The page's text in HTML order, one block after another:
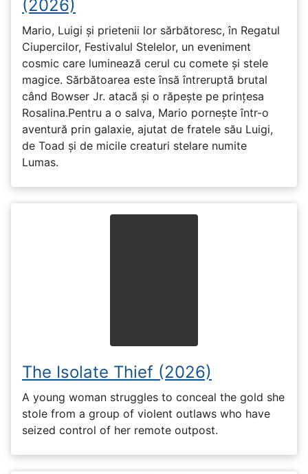
(2026)
Mario, Luigi și prietenii lor sărbătoresc, în Regatul
Ciupercilor, Festivalul Stelelor, un eveniment
cosmic care luminează cerul cu comete și stele
magice. Sărbătoarea este însă întreruptă brutal
când Bowser Jr. atacă și o răpește pe prinţesa
Rosalina.Pentru a o salva, Mario pornește într-o
aventură prin galaxie, ajutat de fratele său Luigi,
de Toad și de micile creaturi stelare numite
Lumas.
The Isolate Thief (2026)
A young woman struggles to conceal the gold she
stole from a group of violent outlaws who have
seized control of her remote outpost.